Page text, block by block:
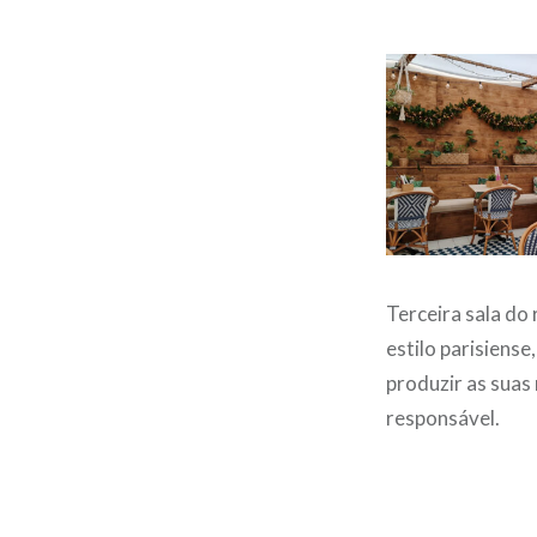
Terceira sala do
estilo
produzir as
responsável.